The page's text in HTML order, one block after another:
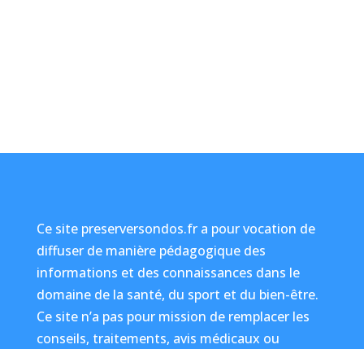
Ce site preserversondos.fr a pour vocation de
diffuser de manière pédagogique des
informations et des connaissances dans le
domaine de la santé, du sport et du bien-être.
Ce site n’a pas pour mission de remplacer les
conseils, traitements, avis médicaux ou